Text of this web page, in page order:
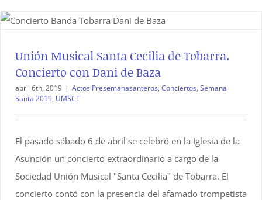
Unión Musical Santa Cecilia de Tobarra.
Concierto con Dani de Baza
abril 6th, 2019 | Actos Presemanasanteros, Conciertos, Semana
Santa 2019, UMSCT
El pasado sábado 6 de abril se celebró en la Iglesia de la
Asunción un concierto extraordinario a cargo de la
Sociedad Unión Musical "Santa Cecilia" de Tobarra. El
concierto contó con la presencia del afamado trompetista